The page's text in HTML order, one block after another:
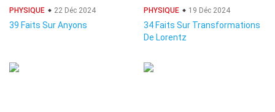
PHYSIQUE 22 Déc 2024
39 Faits Sur Anyons
PHYSIQUE 19 Déc 2024
34 Faits Sur Transformations
De Lorentz